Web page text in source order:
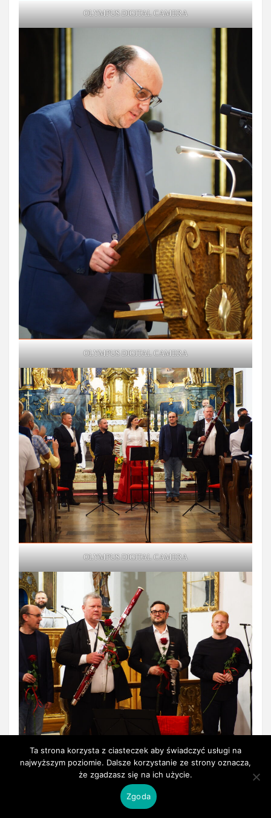
OLYMPUS DIGITAL CAMERA
OLYMPUS DIGITAL CAMERA
OLYMPUS DIGITAL CAMERA
OLYMPUS DIGITAL CAMERA
Ta strona korzysta z ciasteczek aby świadczyć usługi na
najwyższym poziomie. Dalsze korzystanie ze strony oznacza,
że zgadzasz się na ich użycie.
Zgoda